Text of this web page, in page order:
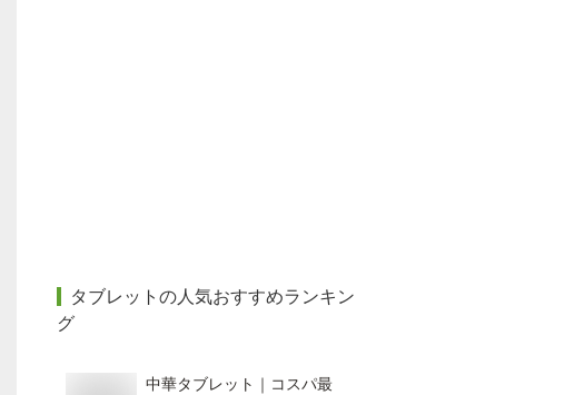
タブレット の人気おすすめランキン
グ
中華タブレット｜コスパ最